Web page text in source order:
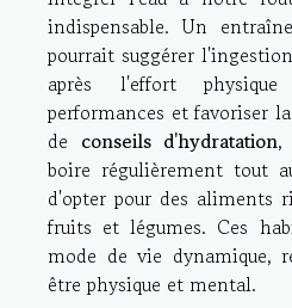
indispensable. Un
pourrait suggérer
après l'effort
performances et favoriser
de conseils d'hydratation,
boire régulièrement tout
d'opter pour des aliments
fruits et légumes. Ces
mode de vie dynamique,
être physique et mental.